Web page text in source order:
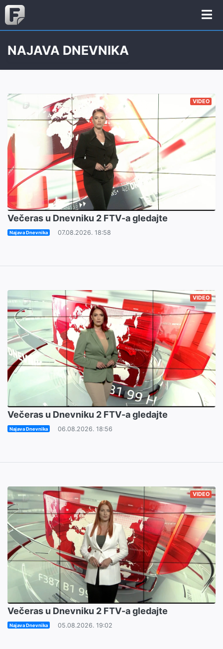
NAJAVA DNEVNIKA
VIDEO
Večeras u Dnevniku 2 FTV-a gledajte
Najava Dnevnika 07.08.2026. 18:58
VIDEO
Večeras u Dnevniku 2 FTV-a gledajte
Najava Dnevnika 06.08.2026. 18:56
VIDEO
Večeras u Dnevniku 2 FTV-a gledajte
Najava Dnevnika 05.08.2026. 19:02